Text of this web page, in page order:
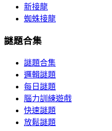
新接龍
蜘蛛接龍
謎題合集
謎題合集
邏輯謎題
每日謎題
腦力訓練遊戲
快速謎題
放鬆謎題